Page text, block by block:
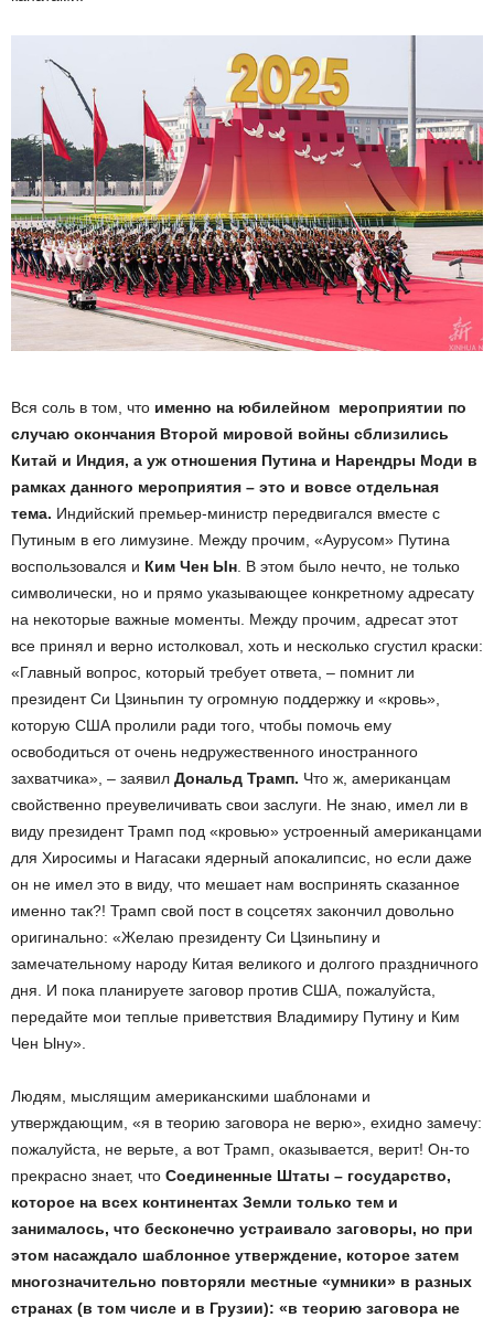
Вся соль в том, что именно на юбилейном мероприятии по
случаю окончания Второй мировой войны сблизились
Китай и Индия, а уж отношения Путина и Нарендры Моди в
рамках данного мероприятия – это и вовсе отдельная
тема. Индийский премьер-министр передвигался вместе с
Путиным в его лимузине. Между прочим, «Аурусом» Путина
воспользовался и Ким Чен Ын . В этом было нечто, не только
символически, но и прямо указывающее конкретному адресату
на некоторые важные моменты. Между прочим, адресат этот
все принял и верно истолковал, хоть и несколько сгустил краски:
«Главный вопрос, который требует ответа, – помнит ли
президент Си Цзиньпин ту огромную поддержку и «кровь»,
которую США пролили ради того, чтобы помочь ему
освободиться от очень недружественного иностранного
захватчика», – заявил Дональд Трамп. Что ж, американцам
свойственно преувеличивать свои заслуги. Не знаю, имел ли в
виду президент Трамп под «кровью» устроенный американцами
для Хиросимы и Нагасаки ядерный апокалипсис, но если даже
он не имел это в виду, что мешает нам воспринять сказанное
именно так?! Трамп свой пост в соцсетях закончил довольно
оригинально: «Желаю президенту Си Цзиньпину и
замечательному народу Китая великого и долгого праздничного
дня. И пока планируете заговор против США, пожалуйста,
передайте мои теплые приветствия Владимиру Путину и Ким
Чен Ыну».
Людям, мыслящим американскими шаблонами и
утверждающим, «я в теорию заговора не верю», ехидно замечу:
пожалуйста, не верьте, а вот Трамп, оказывается, верит! Он-то
прекрасно знает, что Соединенные Штаты – государство,
которое на всех континентах Земли только тем и
занималось, что бесконечно устраивало заговоры, но при
этом насаждало шаблонное утверждение, которое затем
многозначительно повторяли местные «умники» в разных
странах (в том числе и в Грузии): «в теорию заговора не